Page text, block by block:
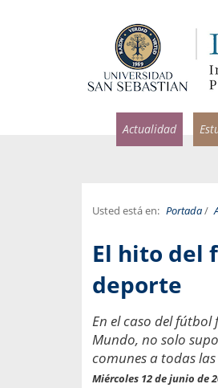
Actualidad
Usted está en: Portada/
El hito del
deporte
En el caso del
Mundo, no solo
comunes a todas
Miércoles 12 de junio de
por incapacidad
entregados por la
sobre viajes al extranjero